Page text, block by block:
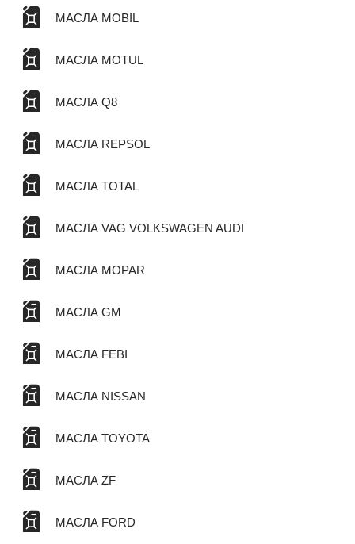
МАСЛА MOBIL
МАСЛА MOTUL
МАСЛА Q8
МАСЛА REPSOL
МАСЛА TOTAL
МАСЛА VAG VOLKSWAGEN AUDI
МАСЛА MOPAR
МАСЛА GM
МАСЛА FEBI
МАСЛА NISSAN
МАСЛА TOYOTA
МАСЛА ZF
МАСЛА FORD